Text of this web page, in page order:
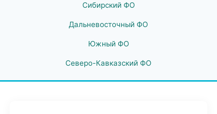
Сибирский ФО
Дальневосточный ФО
Южный ФО
Северо-Кавказский ФО